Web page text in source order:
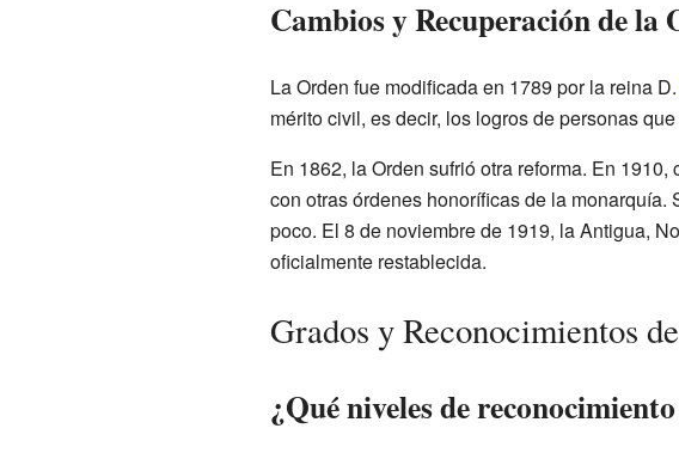
Cambios y Recuperación de la
La Orden fue modificada en 1789 por la reina D.
mérito civil, es decir, los logros de personas
En 1862, la Orden sufrió otra reforma. En
con otras órdenes honoríficas de la
poco. El 8 de noviembre de 1919, la Antigua,
oficialmente restablecida.
Grados y Reconocimientos
¿Qué niveles de